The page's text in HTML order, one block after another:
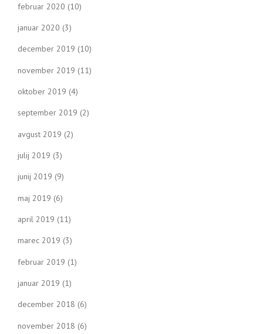
februar 2020 (10)
januar 2020 (3)
december 2019 (10)
november 2019 (11)
oktober 2019 (4)
september 2019 (2)
avgust 2019 (2)
julij 2019 (3)
junij 2019 (9)
maj 2019 (6)
april 2019 (11)
marec 2019 (3)
februar 2019 (1)
januar 2019 (1)
december 2018 (6)
november 2018 (6)